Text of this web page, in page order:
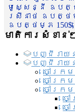
មូសេ្សន្នី ឧបត្ថ
ស្រីនាថ ឧបត្ថម្ភ
ឧបត្ថម្ភ 150$,
មាតិការសំខាន់
បញ្ជី​រាយ​
បញ្ជី​រាយ​
ចៅក្រ
ចៅក្រ
ចៅក្រ
ច
ច